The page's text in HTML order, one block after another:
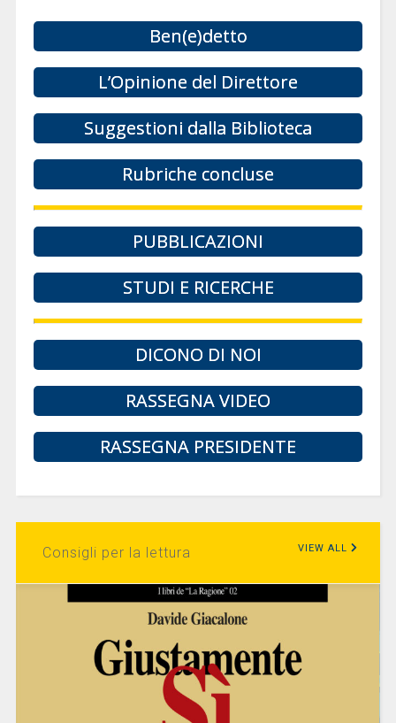
Ben(e)detto
L’Opinione del Direttore
Suggestioni dalla Biblioteca
Rubriche concluse
PUBBLICAZIONI
STUDI E RICERCHE
DICONO DI NOI
RASSEGNA VIDEO
RASSEGNA PRESIDENTE
Consigli per la lettura VIEW ALL